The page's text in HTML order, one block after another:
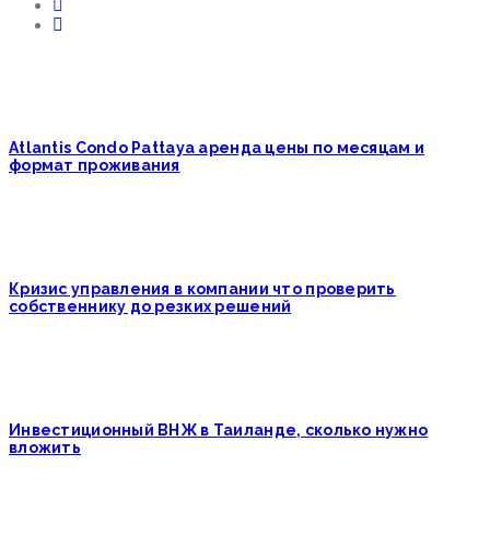
Atlantis Condo Pattaya аренда цены по месяцам и
формат проживания
Кризис управления в компании что проверить
собственнику до резких решений
Инвестиционный ВНЖ в Таиланде, сколько нужно
вложить